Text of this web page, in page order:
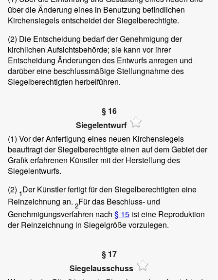
über die Änderung eines in Benutzung befindlichen
Kirchensiegels entscheidet der Siegelberechtigte.
(2) Die Entscheidung bedarf der Genehmigung der
kirchlichen Aufsichtsbehörde; sie kann vor ihrer
Entscheidung Änderungen des Entwurfs anregen und
darüber eine beschlussmäßige Stellungnahme des
Siegelberechtigten herbeiführen.
§ 16
Siegelentwurf
(1) Vor der Anfertigung eines neuen Kirchensiegels
beauftragt der Siegelberechtigte einen auf dem Gebiet der
Grafik erfahrenen Künstler mit der Herstellung des
Siegelentwurfs.
(2) 1Der Künstler fertigt für den Siegelberechtigten eine
Reinzeichnung an. 2Für das Beschluss- und
Genehmigungsverfahren nach § 15 ist eine Reproduktion
der Reinzeichnung in Siegelgröße vorzulegen.
§ 17
Siegelausschuss